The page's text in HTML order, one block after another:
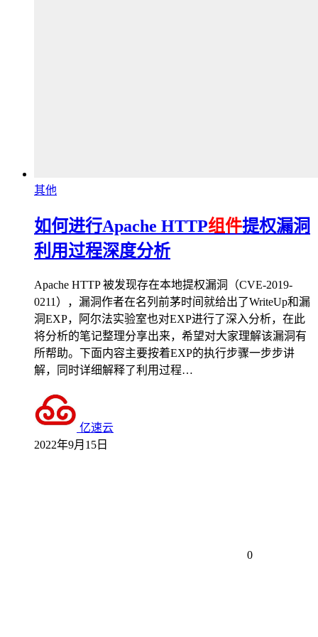
其他
如何进行Apache HTTP组件提权漏洞
利用过程深度分析
Apache HTTP 被发现存在本地提权漏洞（CVE-2019-
0211），漏洞作者在名列前茅时间就给出了WriteUp和漏
洞EXP，阿尔法实验室也对EXP进行了深入分析，在此
将分析的笔记整理分享出来，希望对大家理解该漏洞有
所帮助。下面内容主要按着EXP的执行步骤一步步讲
解，同时详细解释了利用过程…
亿速云
2022年9月15日
0